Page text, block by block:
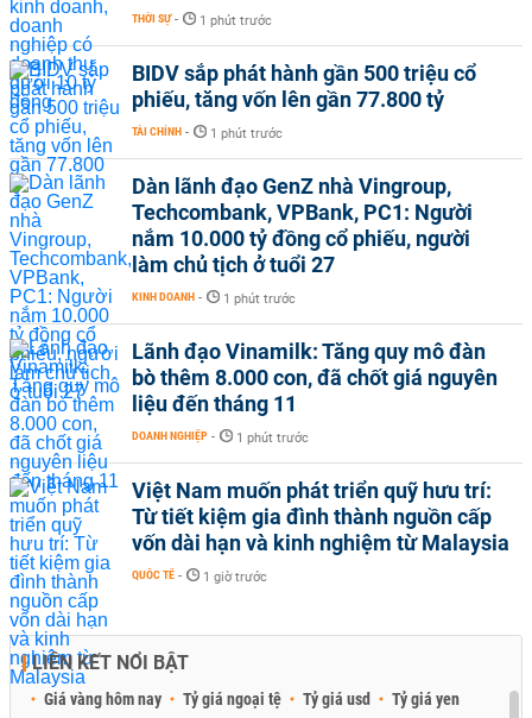
THỜI SỰ - 1 phút trước
BIDV sắp phát hành gần 500 triệu cổ
phiếu, tăng vốn lên gần 77.800 tỷ
TÀI CHÍNH - 1 phút trước
Dàn lãnh đạo GenZ nhà Vingroup,
Techcombank, VPBank, PC1: Người
nắm 10.000 tỷ đồng cổ phiếu, người
làm chủ tịch ở tuổi 27
KINH DOANH - 1 phút trước
Lãnh đạo Vinamilk: Tăng quy mô đàn
bò thêm 8.000 con, đã chốt giá nguyên
liệu đến tháng 11
DOANH NGHIỆP - 1 phút trước
Việt Nam muốn phát triển quỹ hưu trí:
Từ tiết kiệm gia đình thành nguồn cấp
vốn dài hạn và kinh nghiệm từ Malaysia
QUỐC TẾ - 1 giờ trước
LIÊN KẾT NỔI BẬT
Giá vàng hôm nay Tỷ giá ngoại tệ Tỷ giá usd Tỷ giá yen